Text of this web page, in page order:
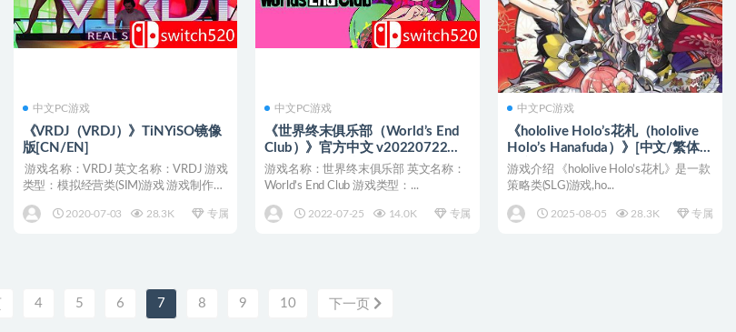
中文PC游戏
《VRDJ（VRDJ）》TiNYiSO镜像
版[CN/EN]
游戏名称：VRDJ 英文名称：VRDJ 游戏
类型：模拟经营类(SIM)游戏 游戏制作：
2020-07-03
28.3K 专属
中文PC游戏
《世界终末俱乐部（World’s End
Club）》官方中文 v20220722
DARKSiDERS镜像版
[CN/TW/EN/JP]
游戏名称：世界终末俱乐部 英文名称：
World’s End Club 游戏类型：...
2022-07-25 14.0K 专属
中文PC游戏
《hololive Holo’s花札（hololive
Holo’s Hanafuda）》[中文/繁体/
英文/日语]
游戏介绍 《hololive Holo’s花札》是一款
策略类(SLG)游戏,ho...
2025-08-05 28.3K 专属
4 5 6 7 8 9 10 下一页